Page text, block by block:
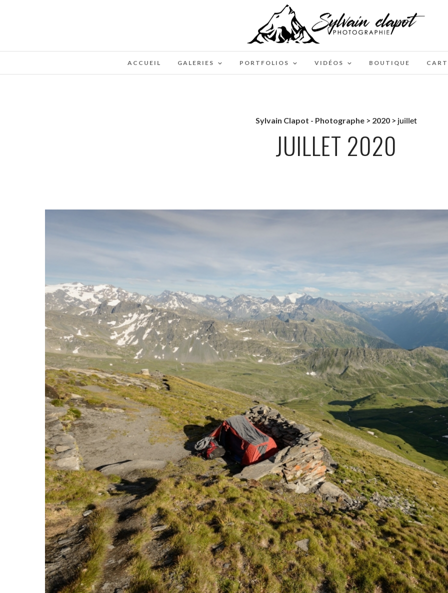
ACCUEIL GALERIES PORTFOLIOS VIDÉOS BOUTIQUE
Sylvain Clapot - Photographe> 2020> juillet
JUILLET 2020